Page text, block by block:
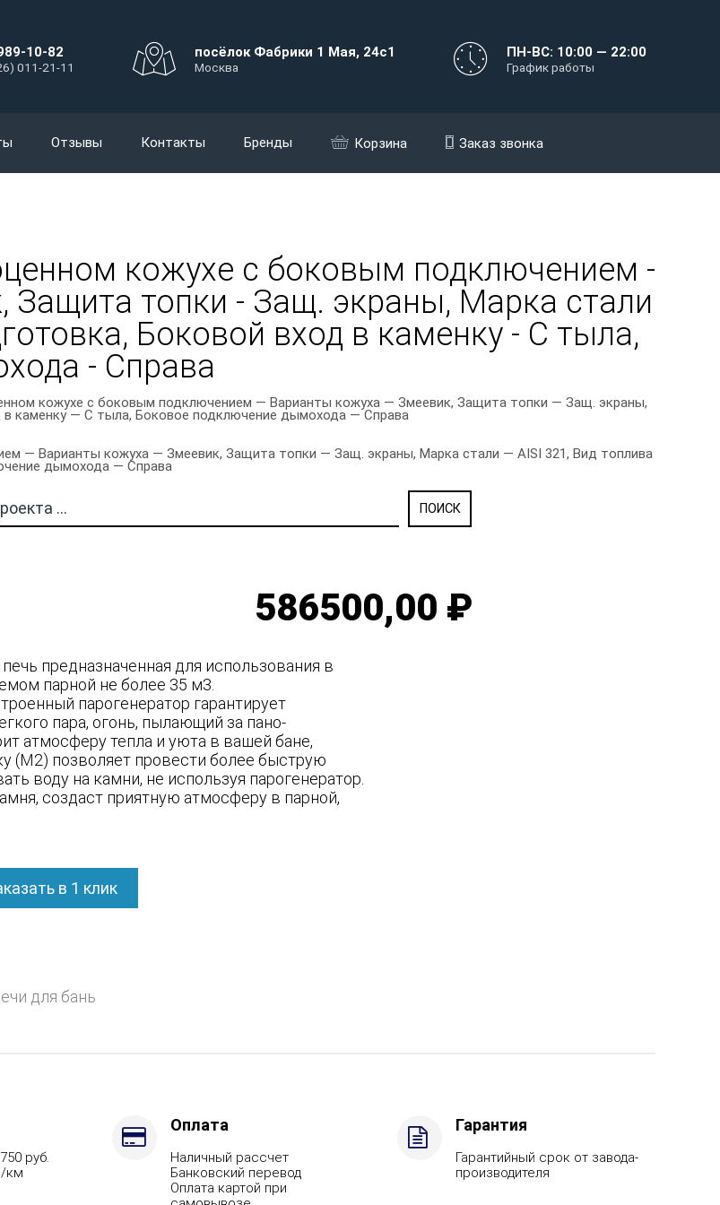
10-82
011-21-11
посёлок Фабрики 1 Мая, 24с1
Москва
ПН-ВС: 10:00 — 22:00
График работы
Отзывы Контакты Бренды Корзина Заказ звонка
кожухе с боковым подключением -
Защита топки - Защ. экраны, Марка стали
Боковой вход в каменку - С тыла,
- Справа
кожухе с боковым подключением — Варианты кожуха — Змеевик, Защита топки — Защ. экраны,
каменку — С тыла, Боковое подключение дымохода — Справа
— Варианты кожуха — Змеевик, Защита топки — Защ. экраны, Марка стали — AISI 321, Вид топлива
дымохода — Справа
586500,00 ₽
предназначенная для использования в
парной не более 35 м3.
парогенератор гарантирует
пара, огонь, пылающий за пано-
атмосферу тепла и уюта в вашей бане,
(М2) позволяет провести более быструю
воду на камни, не используя парогенератор.
создаст приятную атмосферу в парной,
в 1 клик
для бань
руб.
км
Оплата
Наличный рассчет
Банковский перевод
Оплата картой при
Гарантия
Гарантийный срок от завода-
производителя